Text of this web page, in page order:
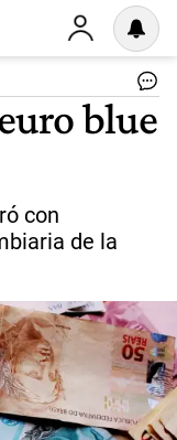
blue
con
de la